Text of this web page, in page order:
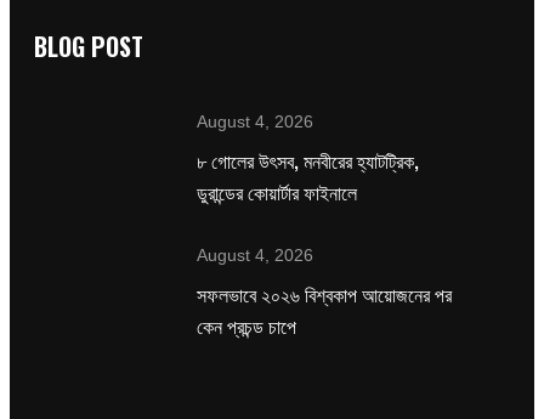
BLOG POST
August 4, 2026
৮ গোলের উৎসব, মনবীরের হ্যাটট্রিক,
ডুরান্ডের কোয়ার্টার ফাইনালে
August 4, 2026
সফলভাবে ২০২৬ বিশ্বকাপ আয়োজনের পর
কেন প্রচন্ড চাপে